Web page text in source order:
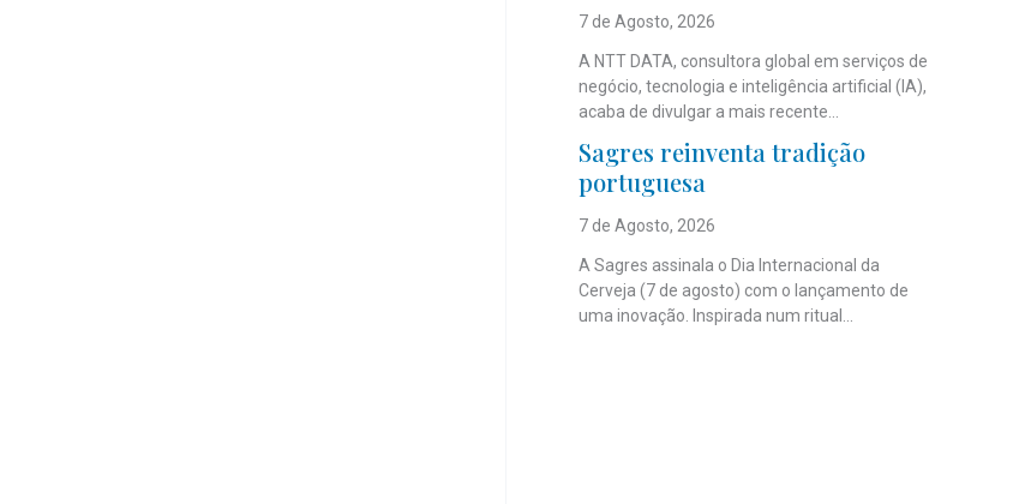
7 de Agosto, 2026
A NTT DATA, consultora global em serviços de
negócio, tecnologia e inteligência artificial (IA),
acaba de divulgar a mais recente...
Sagres reinventa tradição
portuguesa
7 de Agosto, 2026
A Sagres assinala o Dia Internacional da
Cerveja (7 de agosto) com o lançamento de
uma inovação. Inspirada num ritual...